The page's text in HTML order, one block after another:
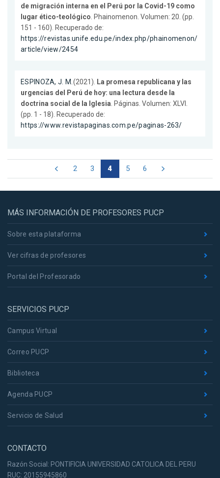
de migración interna en el Perú por la Covid-19 como
lugar ético-teológico. Phainomenon. Volumen: 20. (pp.
151 - 160). Recuperado de:
https://revistas.unife.edu.pe/index.php/phainomenon/
article/view/2454
ESPINOZA, J. M.(2021). La promesa republicana y las
urgencias del Perú de hoy: una lectura desde la
doctrina social de la Iglesia. Páginas. Volumen: XLVI.
(pp. 1 - 18). Recuperado de:
https://www.revistapaginas.com.pe/paginas-263/
2 3 4 5 6
MÁS INFORMACIÓN DE PROFESORES PUCP
Sobre esta plataforma
Ver cifras de profesores
Portal del Profesorado
SERVICIOS PUCP
Campus Virtual
Correo PUCP
Biblioteca
Agenda PUCP
Servicio de Salud
CONTACTO
Razón Social: PONTIFICIA UNIVERSIDAD CATOLICA DEL PERU
RUC: 20155945860